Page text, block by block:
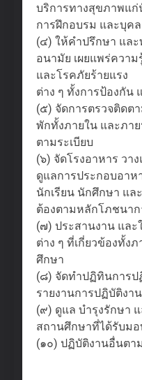
บริการทางสุขภาพแก่
การฝึกอบรม และบุค
(๔) ให้คำปรึกษา แล
อนามัย เผยแพร่ควา
และโรคภัยร้ายแรง
ต่าง ๆ ทั้งการป้องกัน
(๕) จัดการตรวจติดต
พักทั้งภายใน และภา
ตามระเบียบ
(๖) จัดโรงอาหาร วา
ดูแลการประกอบอาห
นักเรียน นักศึกษา แล
ต้องตามหลักโภชนา
(๗) ประสานงาน แล
ต่าง ๆ ที่เกี่ยวข้องทั้ง
ศึกษา
(๘) จัดทำปฏิทินการป
รายงานการปฏิบัติงา
(๙) ดูแล บำรุงรักษา
สถานศึกษาที่ได้รับม
(๑๐) ปฏิบัติงานอื่นตา